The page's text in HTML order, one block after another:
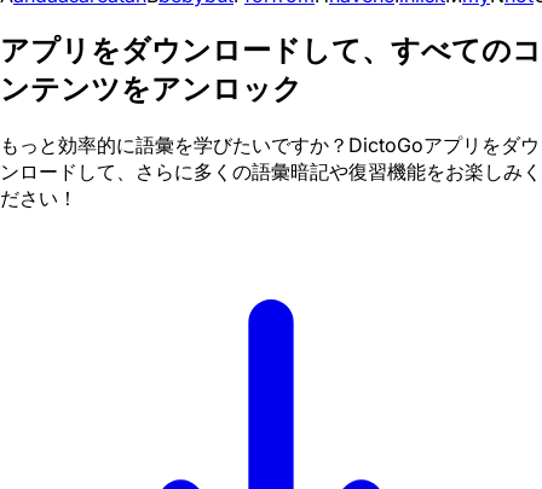
アプリをダウンロードして、すべてのコ
ンテンツをアンロック
もっと効率的に語彙を学びたいですか？DictoGoアプリをダウ
ンロードして、さらに多くの語彙暗記や復習機能をお楽しみく
ださい！